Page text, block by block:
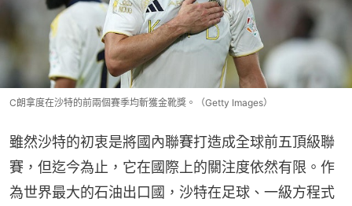
C朗拿度在沙特的前兩個賽季均斬獲金靴獎。（Getty Images）
雖然沙特的初衷是將國內聯賽打造成全球前五頂級聯
賽，但迄今為止，它在國際上的關注度依然有限。作
為世界最大的石油出口國，沙特在足球、一級方程式